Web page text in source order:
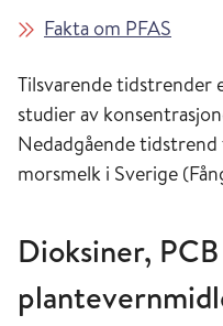
Fakta om PFAS
Tilsvarende tidstrender
studier av
Nedadgående
morsmelk i Sverige
Dioksiner,